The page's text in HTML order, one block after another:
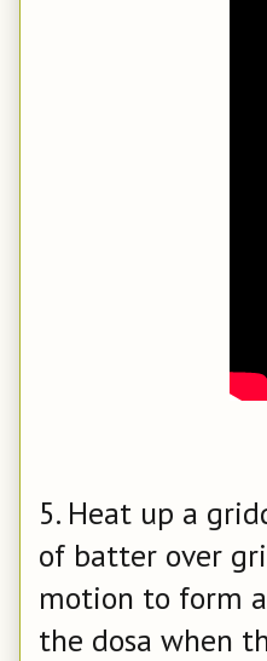
5. Heat up a
of batter over
motion to form
the dosa when